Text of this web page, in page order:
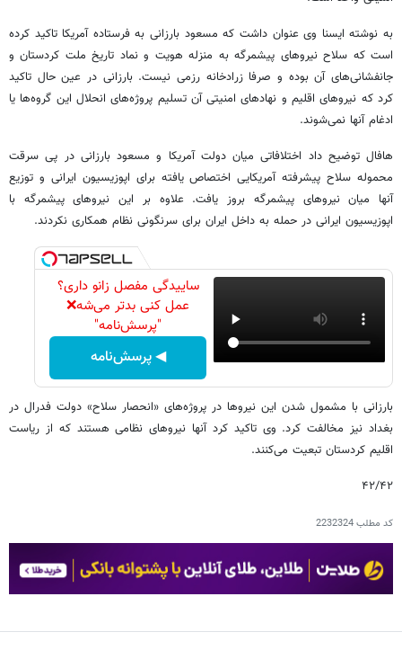
به نوشته ایسنا وی عنوان داشت که مسعود بارزانی به فرستاده آمریکا تاکید کرده
است که سلاح نیروهای پیشمرگه به منزله هویت و نماد تاریخ ملت کردستان و
جانفشانی‌های آن بوده و صرفا زرادخانه رزمی نیست. بارزانی در عین حال تاکید
کرد که نیروهای اقلیم و نهادهای امنیتی آن تسلیم پروژه‌های انحلال این گروه‌ها یا
ادغام آنها نمی‌شوند.
هافال توضیح داد اختلافاتی میان دولت آمریکا و مسعود بارزانی در پی سرقت
محموله سلاح پیشرفته آمریکایی اختصاص یافته برای اپوزیسیون ایرانی و توزیع
آنها میان نیروهای پیشمرگه بروز یافت. علاوه بر این نیروهای پیشمرگه با
اپوزیسیون ایرانی در حمله به داخل ایران برای سرنگونی نظام همکاری نکردند.
ساییدگی مفصل زانو داری؟
عمل کنی بدتر می‌شه❌
"پرسش‌نامه"
◀ پرسش‌نامه
بارزانی با مشمول شدن این نیروها در پروژه‌های «انحصار سلاح» دولت فدرال در
بغداد نیز مخالفت کرد. وی تاکید کرد آنها نیروهای نظامی هستند که از ریاست
اقلیم کردستان تبعیت می‌کنند.
۴۲/۴۲
کد مطلب2232324